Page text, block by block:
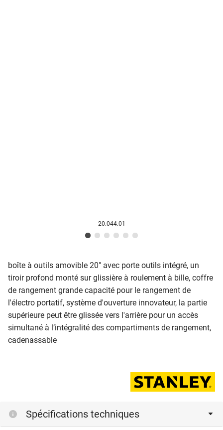
20.044.01
boîte à outils amovible 20" avec porte outils intégré, un
tiroir profond monté sur glissière à roulement à bille, coffre
de rangement grande capacité pour le rangement de
l'électro portatif, système d'ouverture innovateur, la partie
supérieure peut être glissée vers l'arrière pour un accès
simultané à l’intégralité des compartiments de rangement,
cadenassable
Spécifications techniques